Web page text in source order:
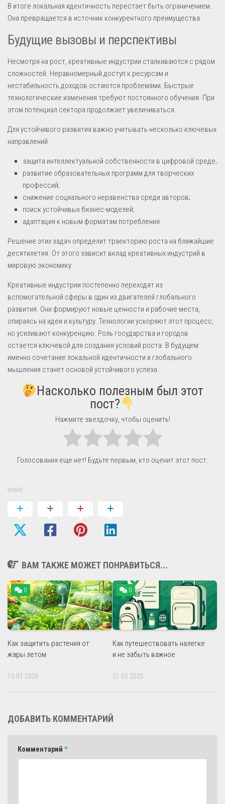
В итоге локальная идентичность перестает быть ограничением.
Она превращается в источник конкурентного преимущества.
Будущие вызовы и перспективы
Несмотря на рост, креативные индустрии сталкиваются с рядом
сложностей. Неравномерный доступ к ресурсам и
нестабильность доходов остаются проблемами. Быстрые
технологические изменения требуют постоянного обучения. При
этом потенциал сектора продолжает увеличиваться.
Для устойчивого развития важно учитывать несколько ключевых
направлений.
защита интеллектуальной собственности в цифровой среде;
развитие образовательных программ для творческих
профессий;
снижение социального неравенства среди авторов;
поиск устойчивых бизнес-моделей;
адаптация к новым форматам потребления.
Решение этих задач определит траекторию роста на ближайшие
десятилетия. От этого зависит вклад креативных индустрий в
мировую экономику.
Креативные индустрии постепенно переходят из
вспомогательной сферы в один из двигателей глобального
развития. Они формируют новые ценности и рабочие места,
опираясь на идеи и культуру. Технологии ускоряют этот процесс,
но усиливают конкуренцию. Роль государства и городов
остается ключевой для создания условий роста. В будущем
именно сочетание локальной идентичности и глобального
мышления станет основой устойчивого успеха.
Насколько полезным был этот
пост?
Нажмите звездочку, чтобы оценить!
Голосования еще нет! Будьте первым, кто оценит этот пост.
SHARE
ВАМ ТАКЖЕ МОЖЕТ ПОНРАВИТЬСЯ...
0
Как защитить растения от
жары летом
10.01.2026
0
Как путешествовать налегке
и не забыть важное
21.05.2025
ДОБАВИТЬ КОММЕНТАРИЙ
Комментарий *